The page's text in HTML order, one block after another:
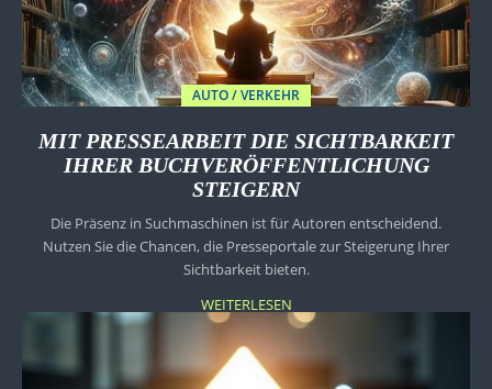
AUTO / VERKEHR
MIT PRESSEARBEIT DIE SICHTBARKEIT
IHRER BUCHVERÖFFENTLICHUNG
STEIGERN
Die Präsenz in Suchmaschinen ist für Autoren entscheidend.
Nutzen Sie die Chancen, die Presseportale zur Steigerung Ihrer
Sichtbarkeit bieten.
WEITERLESEN